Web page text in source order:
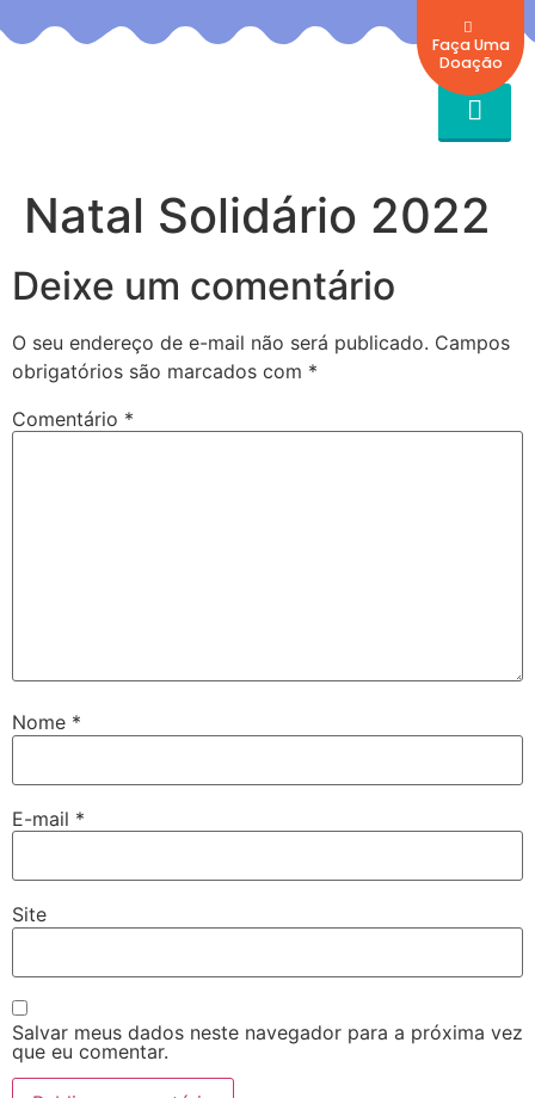
Faça Uma
Doação
Natal Solidário 2022
Deixe um comentário
O seu endereço de e-mail não será publicado. Campos
obrigatórios são marcados com *
Comentário *
Nome *
E-mail *
Site
Salvar meus dados neste navegador para a próxima vez
que eu comentar.